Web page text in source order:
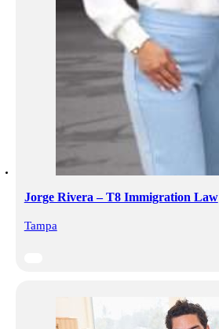
Jorge Rivera – T8 Immigration Law
Tampa